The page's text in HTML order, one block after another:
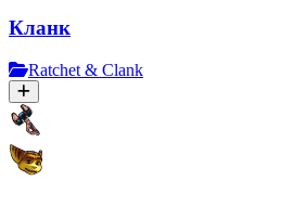
Кланк
Ratchet & Clank